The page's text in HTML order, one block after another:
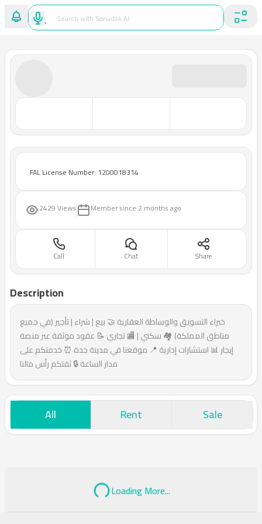
FAL License Number: 1200018314
2429 Views Member since 2 months ago
Call Chat Share
Description
خبراء التسويق والوساطة العقارية 🤝 بيع | شراء | تأجير (في جميع
مناطق المملكة) 🏘️ سكني | 🏬 تجاري 📝 عقود موثقة عبر منصة
إيجار 📊 استشارات إدارية 📍 موقعنا في مدينة جدة ⏰ خدمتكم على
مدار الساعة 🔒 ثقتكم رأس مالنا
All Rent Sale
Loading More...